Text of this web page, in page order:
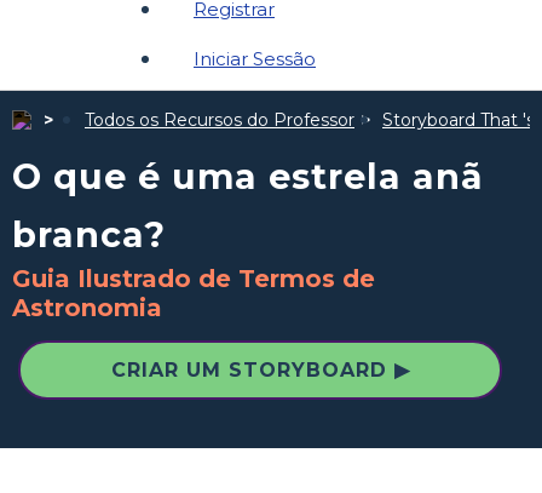
Registrar
Iniciar Sessão
Todos os Recursos do Professor Storyboard That 's
O que é uma estrela anã
branca?
Guia Ilustrado de Termos de
Astronomia
CRIAR UM STORYBOARD ▶